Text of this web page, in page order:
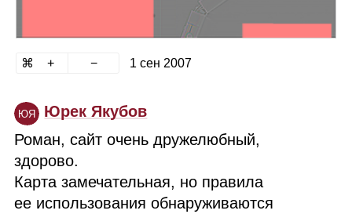
1 сен 2007
ЮЯ
Юрек Якубов
Роман, сайт очень дружелюбный,
здорово.
Карта замечательная, но правила
ее использования обнаруживаются